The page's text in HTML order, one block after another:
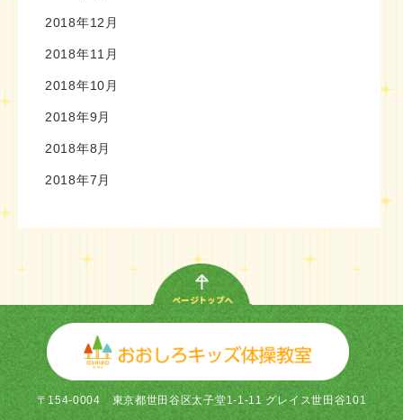
2018年12月
2018年11月
2018年10月
2018年9月
2018年8月
2018年7月
〒154-0004東京都世田谷区太子堂1-1-11 グレイス世田谷101